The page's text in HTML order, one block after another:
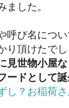
ました。
び名につ
り頂けたで
見世物小屋
ードとして
し？お稲荷